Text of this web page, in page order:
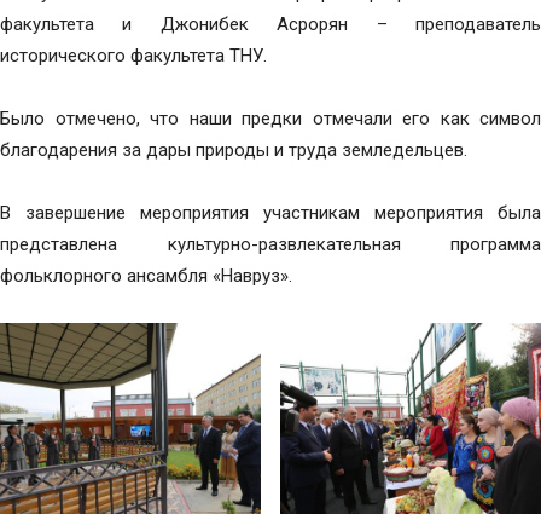
факультета и Джонибек Асрорян – преподаватель
исторического факультета ТНУ.
Было отмечено, что наши предки отмечали его как символ
благодарения за дары природы и труда земледельцев.
В завершение мероприятия участникам мероприятия была
представлена культурно-развлекательная программа
фольклорного ансамбля «Навруз».